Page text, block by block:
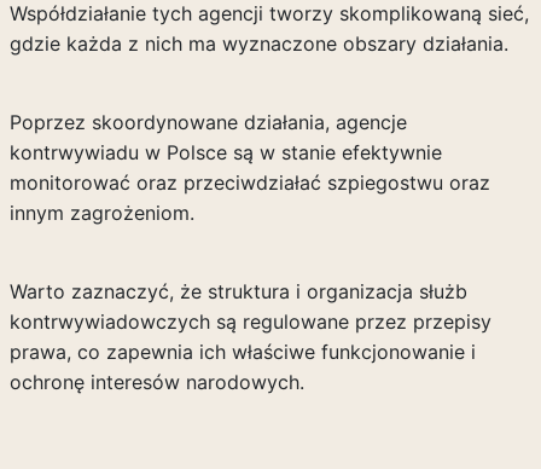
Współdziałanie tych agencji tworzy skomplikowaną sieć,
gdzie każda z nich ma wyznaczone obszary działania.
Poprzez skoordynowane działania, agencje
kontrwywiadu w Polsce są w stanie efektywnie
monitorować oraz przeciwdziałać szpiegostwu oraz
innym zagrożeniom.
Warto zaznaczyć, że struktura i organizacja służb
kontrwywiadowczych są regulowane przez przepisy
prawa, co zapewnia ich właściwe funkcjonowanie i
ochronę interesów narodowych.